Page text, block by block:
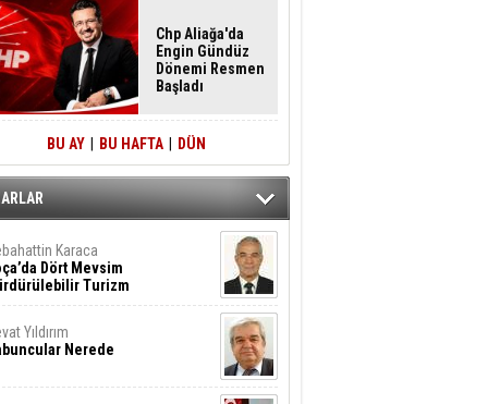
Chp Aliağa'da
Engin Gündüz
Dönemi Resmen
Başladı
BU AY BU HAFTA DÜN
Karaca
Dört Mevsim
Turizm
Yıldırım
Nerede